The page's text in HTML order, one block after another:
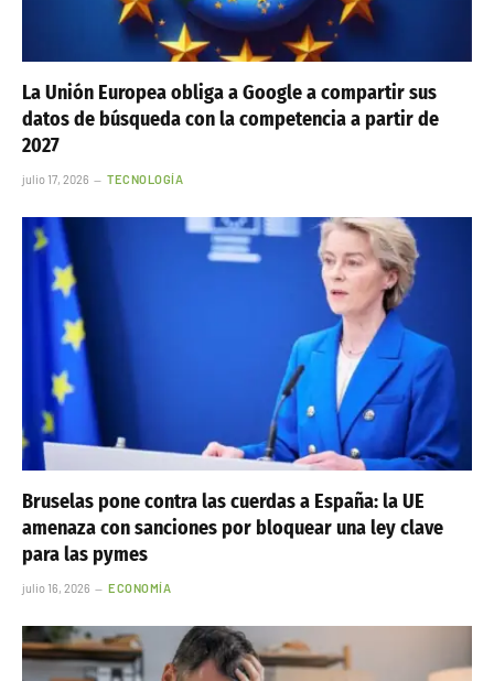
La Unión Europea obliga a Google a compartir sus
datos de búsqueda con la competencia a partir de
2027
julio 17, 2026 TECNOLOGÍA
Bruselas pone contra las cuerdas a España: la UE
amenaza con sanciones por bloquear una ley clave
para las pymes
julio 16, 2026 ECONOMÍA